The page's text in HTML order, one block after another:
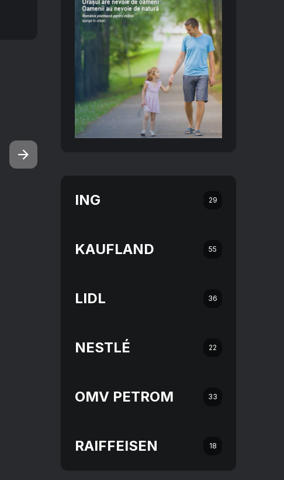
ING 29
KAUFLAND 55
LIDL 36
NESTLÉ 22
OMV PETROM 33
RAIFFEISEN 18